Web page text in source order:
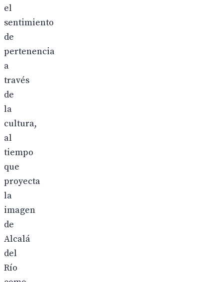
el
sentimiento
de
pertenencia
a
través
de
la
cultura,
al
tiempo
que
proyecta
la
imagen
de
Alcalá
del
Río